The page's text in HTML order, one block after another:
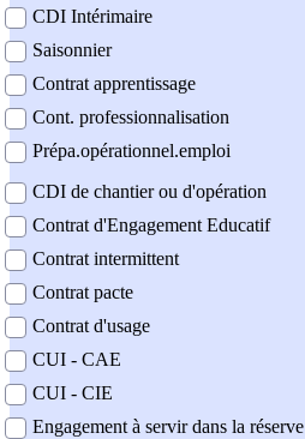
CDI Intérimaire
Saisonnier
Contrat apprentissage
Cont. professionnalisation
Prépa.opérationnel.emploi
CDI de chantier ou d'opération
Contrat d'Engagement Educatif
Contrat intermittent
Contrat pacte
Contrat d'usage
CUI - CAE
CUI - CIE
Engagement à servir dans la réserve